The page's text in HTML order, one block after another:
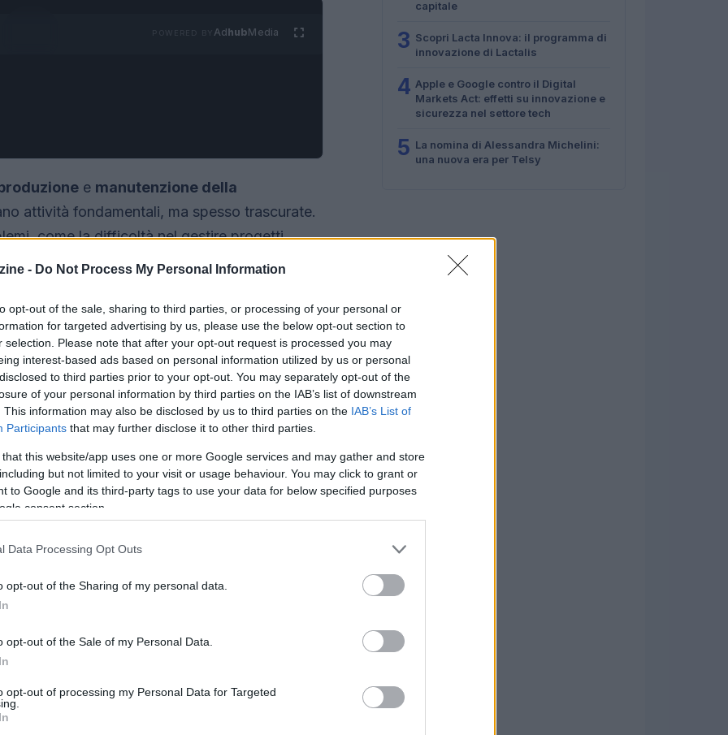
- Do Not Process My Personal Information
opt-out of the sale, sharing to third parties, or processing of your personal or
for targeted advertising by us, please use the below opt-out section to
selection. Please note that after your opt-out request is processed you may
interest-based ads based on personal information utilized by us or personal
to third parties prior to your opt-out. You may separately opt-out of the
of your personal information by third parties on the IAB’s list of downstream
This information may also be disclosed by us to third parties on the IAB’s List of
Participants that may further disclose it to other third parties.
that this website/app uses one or more Google services and may gather and store
but not limited to your visit or usage behaviour. You may click to grant or
to Google and its third-party tags to use your data for below specified purposes
consent section.
Data Processing Opt Outs
opt-out of the Sharing of my personal data.
opt-out of the Sale of my Personal Data.
opt-out of processing my Personal Data for Targeted
AdhubMedia
e manutenzione della
attività fondamentali, ma spesso trascurate.
come la difficoltà nel gestire progetti
Durante un recente incontro dell’Artificial
di intelligenza artificiale in Minsait, ha
una soluzione strategica per
una necessità trascurata
è un fenomeno diffuso in molti
capitale
3 Scopri Lacta Innova: il programma di
innovazione di Lactalis
4 Apple e Google contro il Digital
Markets Act: effetti su innovazione e
sicurezza nel settore tech
5 La nomina di Alessandra Michelini:
una nuova era per Telsy